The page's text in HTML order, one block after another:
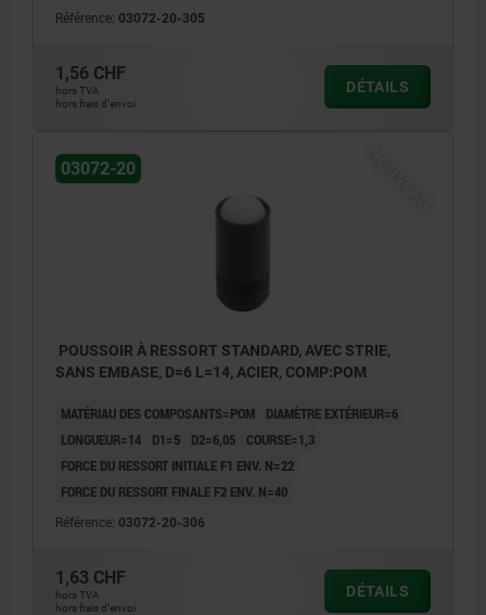
Référence: 03072-20-305
1,56 CHF
hors TVA
hors frais d’envoi
DÉTAILS
03072-20
POUSSOIR À RESSORT STANDARD, AVEC STRIE,
SANS EMBASE, D=6 L=14, ACIER, COMP:POM
MATÉRIAU DES COMPOSANTS=POM
DIAMÈTRE EXTÉRIEUR=6
LONGUEUR=14
D1=5 D2=6,05
COURSE=1,3
FORCE DU RESSORT INITIALE F1 ENV. N=22
FORCE DU RESSORT FINALE F2 ENV. N=40
Référence: 03072-20-306
1,63 CHF
hors TVA
hors frais d’envoi
DÉTAILS